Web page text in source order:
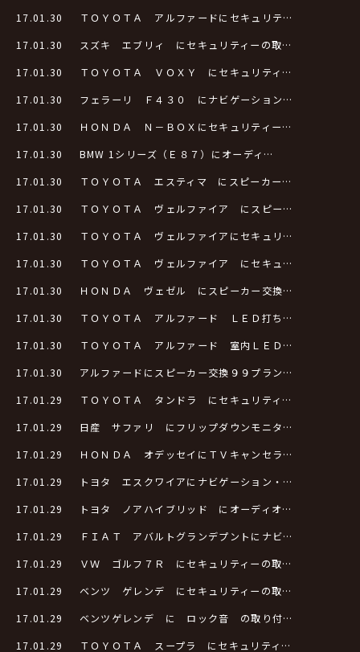
17.01.30
ＴＯＹＯＴＡ アルファードにセキュリテ…
17.01.30
スズキ エブリィ にセキュリティーの取…
17.01.30
ＴＯＹＯＴＡ ＶＯＸＹ にセキュリティ…
17.01.30
フェラーリ Ｆ４３０ にナビゲーション…
17.01.30
ＨＯＮＤＡ Ｎ－ＢＯＸにセキュリティー…
17.01.30
BMW 1シリーズ（Ｅ８７）にオーディ…
17.01.30
ＴＯＹＯＴＡ エスティマ にスピーカー…
17.01.30
ＴＯＹＯＴＡ ヴェルファイア にスピー…
17.01.30
ＴＯＹＯＴＡ ヴェルファイアにセキュリ…
17.01.30
ＴＯＹＯＴＡ ヴェルファイア にセキュ…
17.01.30
ＨＯＮＤＡ ヴェゼル にスピーカー交換…
17.01.30
ＴＯＹＯＴＡ アルファード ＬＥＤ打ち…
17.01.30
ＴＯＹＯＴＡ アルファード 室内ＬＥＤ…
17.01.30
アルファードにスピーカー交換９９プラン…
17.01.29
ＴＯＹＯＴＡ タンドラ にセキュリティ…
17.01.29
日産 サファリ にフリップダウンモニタ…
17.01.29
ＨＯＮＤＡ オデッセイにＴＶキャンセラ…
17.01.29
トヨタ エスクワイアにナビゲーション・…
17.01.29
トヨタ ノアハイブリッド にオーディオ…
17.01.29
ＦＩＡＴ アバルトグランデプントにナビ…
17.01.29
ＶＷ ゴルフ７Ｒ にセキュリティーの取…
17.01.29
ベンツ ゲレンデ にセキュリティーの取…
17.01.29
ベンツゲレンデ に ロック音 の取り付…
17.01.29
ＴＯＹＯＴＡ スープラ にセキュリティ…